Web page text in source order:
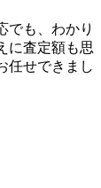
でも、わかり
に査定額も思
任せできまし